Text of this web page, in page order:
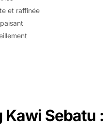
et raffinée
Kawi Sebatu :